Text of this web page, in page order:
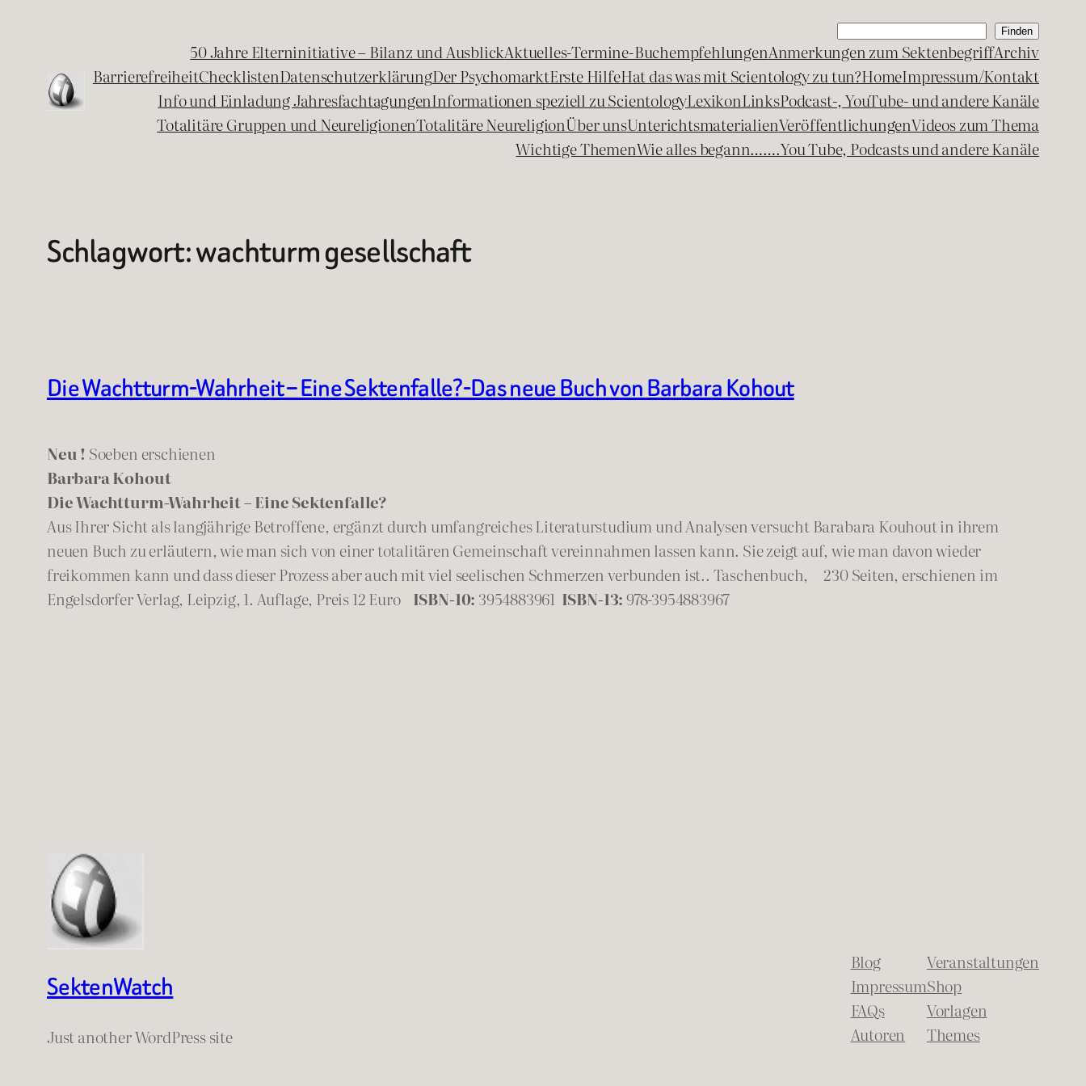
Suchen Finden
50 Jahre Elterninitiative – Bilanz und AusblickAktuelles-Termine-BuchempfehlungenAnmerkungen zum SektenbegriffArchiv
BarrierefreiheitChecklistenDatenschutzerklärungDer PsychomarktErste HilfeHat das was mit Scientology zu tun?HomeImpressum/Kontakt
Info und Einladung JahresfachtagungenInformationen speziell zu ScientologyLexikonLinksPodcast-, YouTube- und andere Kanäle
Totalitäre Gruppen und NeureligionenTotalitäre NeureligionÜber unsUnterichtsmaterialienVeröffentlichungenVideos zum Thema
Wichtige ThemenWie alles begann…….You Tube, Podcasts und andere Kanäle
Schlagwort:wachturm gesellschaft
Die Wachtturm-Wahrheit – Eine Sektenfalle?-Das neue Buch von Barbara Kohout
Neu ! Soeben erschienen
Barbara Kohout
Die Wachtturm-Wahrheit – Eine Sektenfalle?
Aus Ihrer Sicht als langjährige Betroffene, ergänzt durch umfangreiches Literaturstudium und Analysen versucht Barabara Kouhout in ihrem
neuen Buch zu erläutern, wie man sich von einer totalitären Gemeinschaft vereinnahmen lassen kann. Sie zeigt auf, wie man davon wieder
freikommen kann und dass dieser Prozess aber auch mit viel seelischen Schmerzen verbunden ist.. Taschenbuch, 230 Seiten, erschienen im
Engelsdorfer Verlag, Leipzig, 1. Auflage, Preis 12 Euro ISBN-10: 3954883961 ISBN-13:978-3954883967
SektenWatch
Just another WordPress site
Blog
Impressum
FAQs
Autoren
Veranstaltungen
Shop
Vorlagen
Themes